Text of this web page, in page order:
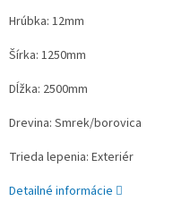
Hrúbka: 12mm
Šírka: 1250mm
Dĺžka: 2500mm
Drevina: Smrek/borovica
Trieda lepenia: Exteriér
Detailné informácie